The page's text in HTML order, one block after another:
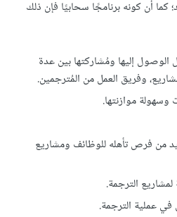
كما أن كونه برنامجًا سحابيًا فإن ذلك
إليها ومُشاركتها بين عدة
وفريق العمل من المُترجمين.
وسهولة موازنتها.
من فرص تأهله للوظائف ومشاريع
لمشاريع الترجمة.
عملية الترجمة.